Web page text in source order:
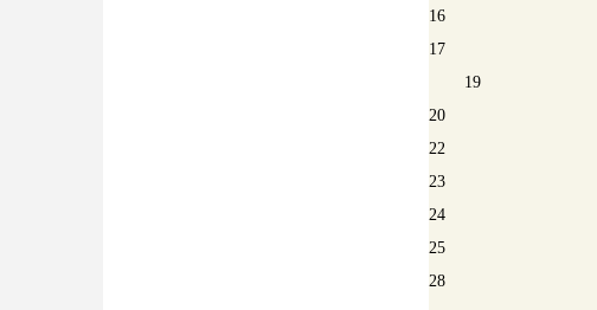
16
17
19
20
22
23
24
25
28